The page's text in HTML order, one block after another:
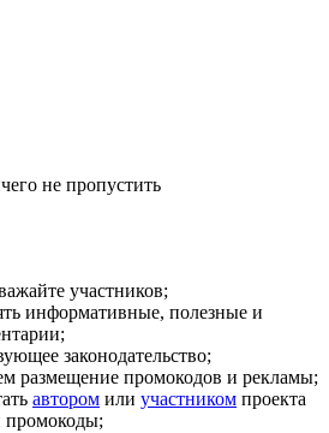
не пропустить
участников;
информативные, полезные и
законодательство;
размещение промокодов и рекламы;
автором или участником проекта
промокоды;